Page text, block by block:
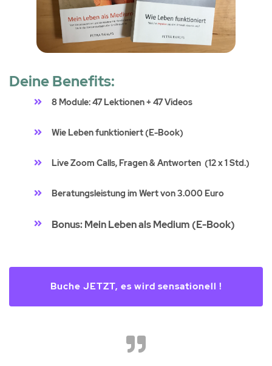
Deine Benefits:
8 Module: 47 Lektionen + 47 Videos
Wie Leben funktioniert (E-Book)
Live Zoom Calls, Fragen & Antworten (12 x 1 Std.)
Beratungsleistung im Wert von 3.000 Euro
Bonus: Mein Leben als Medium (E-Book)
Buche JETZT, es wird sensationell !